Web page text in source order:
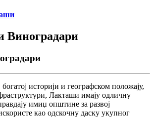
Виноградари
богатој историји и географском положају,
Лакташи имају одличну
имиџ општине за развој
као одскочну даску укупног